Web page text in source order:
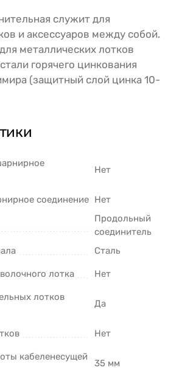
служит для
и аксессуаров между собой.
металлических лотков
горячего цинкования
(защитный слой цинка 10-
Нет
соединение Нет
Продольный
соединитель
Сталь
лотка Нет
лотков
Да
Нет
кабеленесущей
35 мм